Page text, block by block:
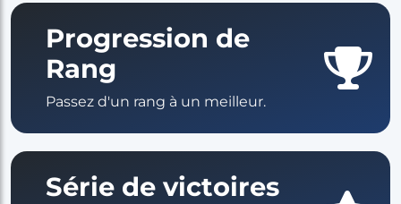
Progression de
Rang
Passez d'un rang à un meilleur.
Série de victoires